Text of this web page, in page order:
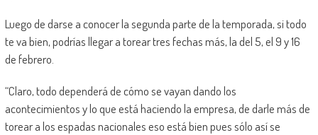
Luego de darse a conocer la segunda parte de la temporada, si todo
te va bien, podrías llegar a torear tres fechas más, la del 5, el 9 y 16
de febrero.
“Claro, todo dependerá de cómo se vayan dando los
acontecimientos y lo que está haciendo la empresa, de darle más de
torear a los espadas nacionales eso está bien pues sólo así se